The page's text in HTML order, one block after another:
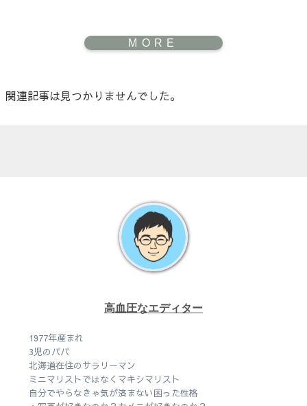
関連記事は見つかりませんでした。
高血圧なエディター
1977年産まれ
3児のパパ
北海道在住のサラリーマン
ミニマリストではなくマキシマリスト
自分でやらなきゃ気が済まない困った性格